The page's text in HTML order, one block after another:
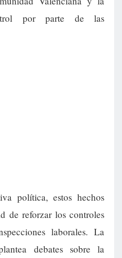
por parte de las
política, estos hechos
de reforzar los controles
laborales. La
debates sobre la